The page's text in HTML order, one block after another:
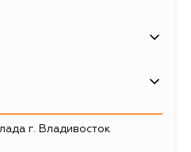
123
г. Владивосток